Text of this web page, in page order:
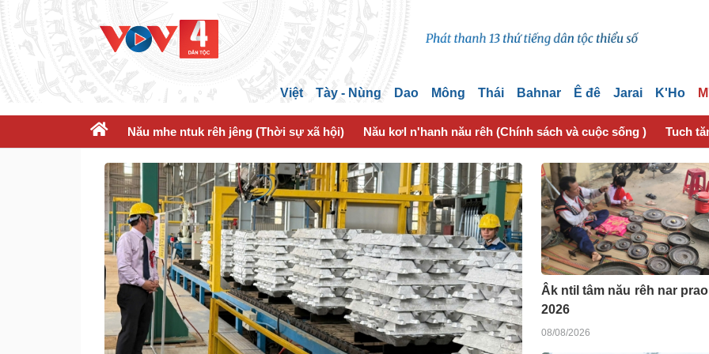
Việt Tày - Nùng Dao Mông Thái Bahnar Ê đê Jarai K'Ho
Nău mhe ntuk rêh jêng (Thời sự xã hội) Nău kơl n'hanh nău rêh (Chính sách và cuộc sống ) Tuch
Âk ntil tâm nău rêh nar prao
2026
08/08/2026